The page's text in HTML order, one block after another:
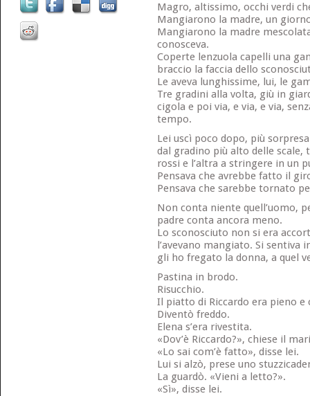
Magro, altissimo, occhi verdi
Mangiarono la madre, un
Mangiarono la madre
conosceva.
Coperte lenzuola capelli una
braccio la faccia dello
Le aveva lunghissime, lui, le
Tre gradini alla volta, giù in
cigola e poi via, e via, e via,
tempo.
Lei uscì poco dopo, più
dal gradino più alto delle scale,
rossi e l’altra a stringere in un
Pensava che avrebbe fatto il
Pensava che sarebbe tornato
Non conta niente quell’uomo,
padre conta ancora meno.
Lo sconosciuto non si era
l’avevano mangiato. Si sentiva
gli ho fregato la donna, a quel
Pastina in brodo.
Risucchio.
Il piatto di Riccardo era pieno
Diventò freddo.
Elena s’era rivestita.
«Dov’è Riccardo?», chiese il
«Lo sai com’è fatto», disse lei.
Lui si alzò, prese uno
La guardò. «Vieni a letto?».
«Sì», disse lei.